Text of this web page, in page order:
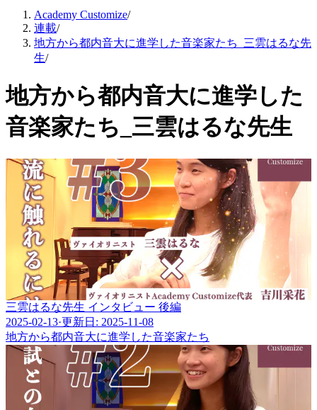
Academy Customize/
連載/
地方から都内音大に進学した音楽家たち_三雲はるな先
生/
地方から都内音大に進学した
音楽家たち_三雲はるな先生
三雲はるな先生 インタビュー 後編
2025-02-13·更新日: 2025-11-08
地方から都内音大に進学した音楽家たち